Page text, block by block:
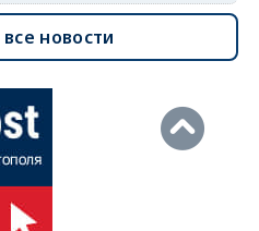
новости